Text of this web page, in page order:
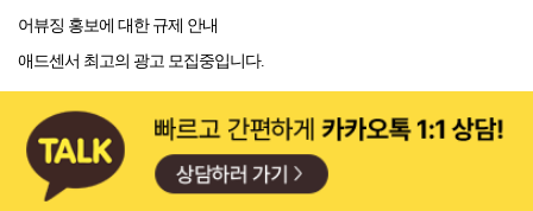
어뷰징 홍보에 대한 규제 안내
애드센서 최고의 광고 모집중입니다.